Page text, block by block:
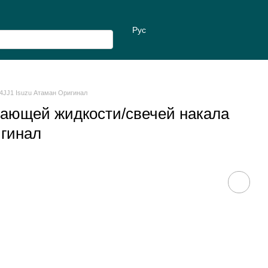
Рус
Isuzu Атаман Оригинал
жидкости/свечей накала